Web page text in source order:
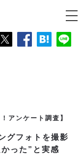
アンケート調査】
グフォトを撮影
った”と実感